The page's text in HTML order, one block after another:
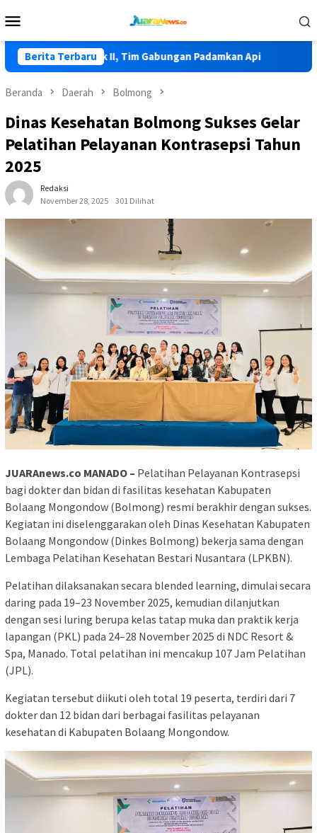
ke
Mobile
Berita Terbaru
II, Tim Gabungan Padamkan Api HKG PKK Ke-54,
Beranda Daerah Bolmong
Dinas Kesehatan Bolmong Sukses Gelar
Pelatihan Pelayanan Kontrasepsi Tahun
2025
Redaksi
November 28, 2025
301 Dilihat
JUARAnews.co MANADO – Pelatihan Pelayanan Kontrasepsi
bagi dokter dan bidan di fasilitas kesehatan Kabupaten
Bolaang Mongondow (Bolmong) resmi berakhir dengan sukses.
Kegiatan ini diselenggarakan oleh Dinas Kesehatan Kabupaten
Bolaang Mongondow (Dinkes Bolmong) bekerja sama dengan
Lembaga Pelatihan Kesehatan Bestari Nusantara (LPKBN).
Pelatihan dilaksanakan secara blended learning, dimulai secara
daring pada 19–23 November 2025, kemudian dilanjutkan
dengan sesi luring berupa kelas tatap muka dan praktik kerja
lapangan (PKL) pada 24–28 November 2025 di NDC Resort &
Spa, Manado. Total pelatihan ini mencakup 107 Jam Pelatihan
(JPL).
Kegiatan tersebut diikuti oleh total 19 peserta, terdiri dari 7
dokter dan 12 bidan dari berbagai fasilitas pelayanan
kesehatan di Kabupaten Bolaang Mongondow.